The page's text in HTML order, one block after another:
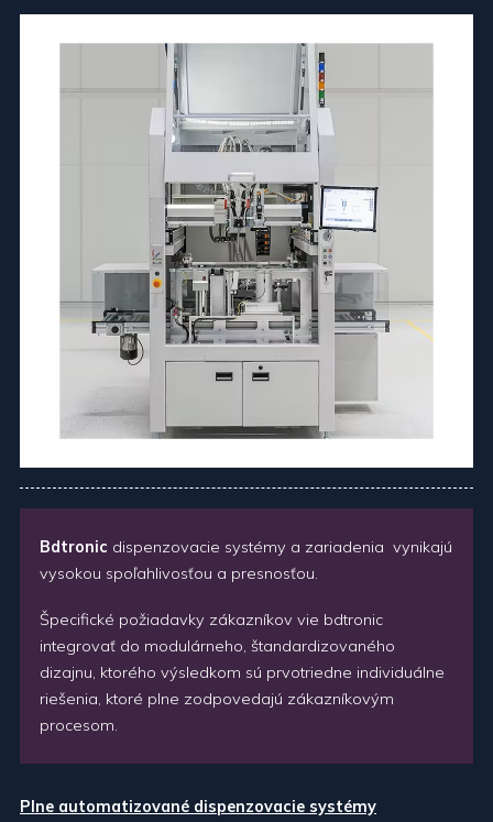
Bdtronic dispenzovacie systémy a zariadenia vynikajú
vysokou spoľahlivosťou a presnosťou.
Špecifické požiadavky zákazníkov vie bdtronic
integrovať do modulárneho, štandardizovaného
dizajnu, ktorého výsledkom sú prvotriedne individuálne
riešenia, ktoré plne zodpovedajú zákazníkovým
procesom.
Plne automatizované dispenzovacie systémy